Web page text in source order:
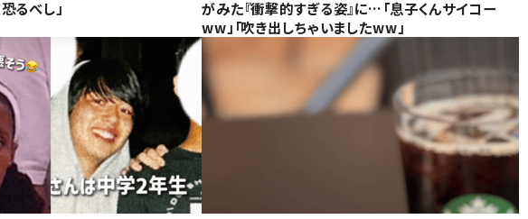
るべし」
がみた『衝撃的すぎる姿』に…「息子くんサイコー
ww」「吹き出しちゃいましたww」